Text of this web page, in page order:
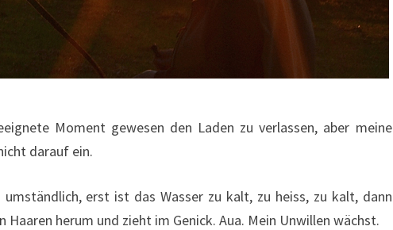
Moment gewesen den Laden zu verlassen, aber meine
darauf ein.
umständlich, erst ist das Wasser zu kalt, zu heiss, zu kalt, dann
Haaren herum und zieht im Genick. Aua. Mein Unwillen wächst.